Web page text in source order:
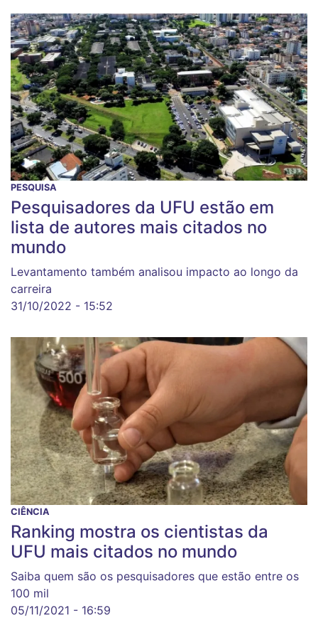
PESQUISA
Pesquisadores da UFU estão em
lista de autores mais citados no
mundo
Levantamento também analisou impacto ao longo da
carreira
31/10/2022 - 15:52
CIÊNCIA
Ranking mostra os cientistas da
UFU mais citados no mundo
Saiba quem são os pesquisadores que estão entre os
100 mil
05/11/2021 - 16:59